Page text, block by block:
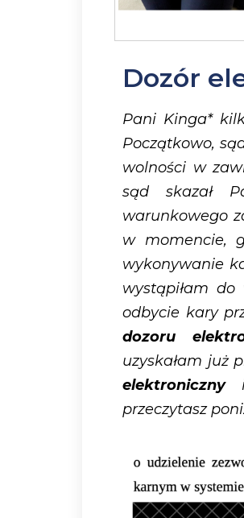
Dozór
Pani Kinga*
Początkowo,
wolności w
sąd skazał
warunkowego
w momencie,
wykonywanie
wystąpiłam
odbycie kary
dozoru
uzyskałam już
elektronicznyi
przeczytasz